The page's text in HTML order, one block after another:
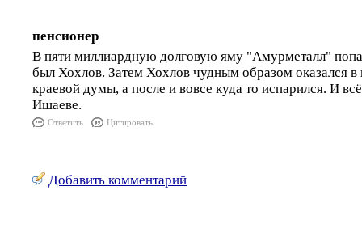
пенсионер
В пяти миллиардную долговую яму "Амурметалл"
был Хохлов. Затем Хохлов чудным образом оказался в
краевой думы, а после и вовсе куда то испарился. И
Ишаеве.
Ответить Цитировать
Добавить комментарий